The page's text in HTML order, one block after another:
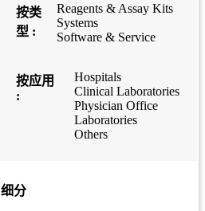
按类
型 :
Reagents & Assay Kits
Systems
Software & Service
按应用
:
Hospitals
Clinical Laboratories
Physician Office
Laboratories
Others
细分